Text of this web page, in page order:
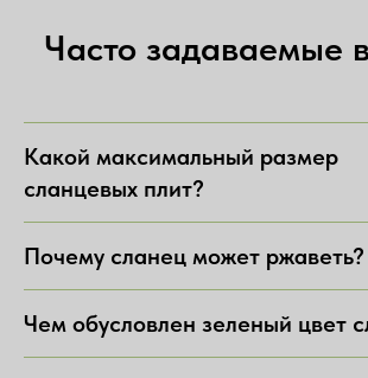
Часто задаваемые
Какой максимальный размер
сланцевых плит?
Почему сланец может ржаветь?
Чем обусловлен зеленый цвет